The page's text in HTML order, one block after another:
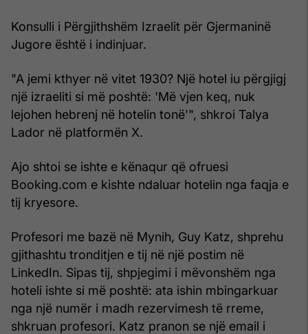
Konsulli i Përgjithshëm Izraelit për Gjermaninë
Jugore është i indinjuar.
"A jemi kthyer në vitet 1930? Një hotel iu përgjigj
një izraeliti si më poshtë: 'Më vjen keq, nuk
lejohen hebrenj në hotelin tonë'", shkroi Talya
Lador në platformën X.
Ajo shtoi se ishte e kënaqur që ofruesi
Booking.com e kishte ndaluar hotelin nga faqja e
tij kryesore.
Profesori me bazë në Mynih, Guy Katz, shprehu
gjithashtu tronditjen e tij në një postim në
LinkedIn. Sipas tij, shpjegimi i mëvonshëm nga
hoteli ishte si më poshtë: ata ishin mbingarkuar
nga një numër i madh rezervimesh të rreme,
shkruan profesori. Katz pranon se një email i